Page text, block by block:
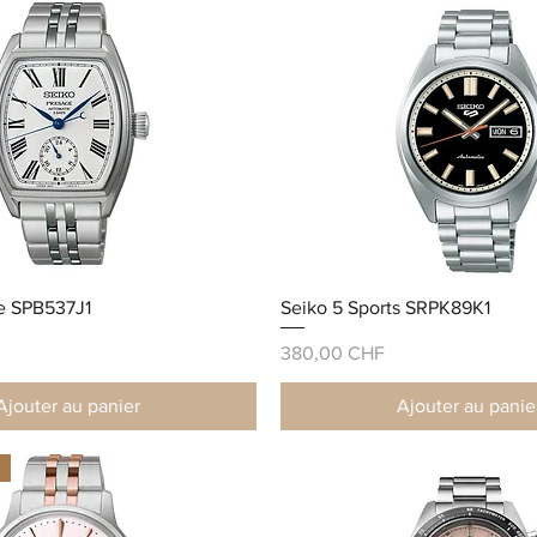
SPB537J1
au panier
Seiko 5 Sports SRPK89K1
Prix
380,00 CHF
Ajouter au